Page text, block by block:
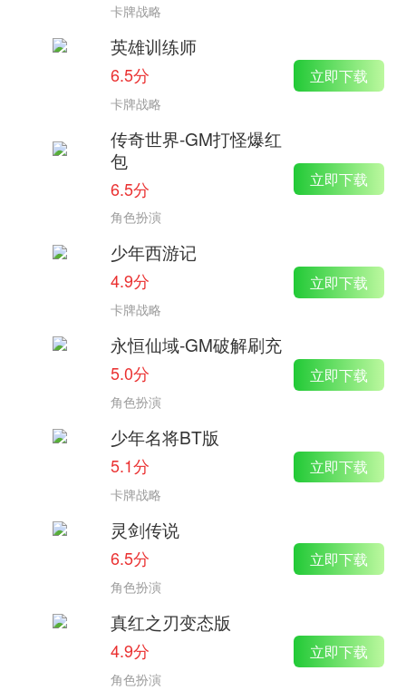
卡牌战略
英雄训练师
6.5分
卡牌战略
立即下载
传奇世界-GM打怪爆红
包
6.5分
角色扮演
立即下载
少年西游记
4.9分
卡牌战略
立即下载
永恒仙域-GM破解刷充
5.0分
角色扮演
立即下载
少年名将BT版
5.1分
卡牌战略
立即下载
灵剑传说
6.5分
角色扮演
立即下载
真红之刃变态版
4.9分
角色扮演
立即下载